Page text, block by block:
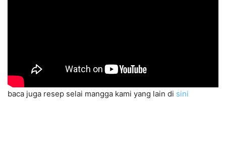
baca juga resep selai mangga kami yang lain di sini